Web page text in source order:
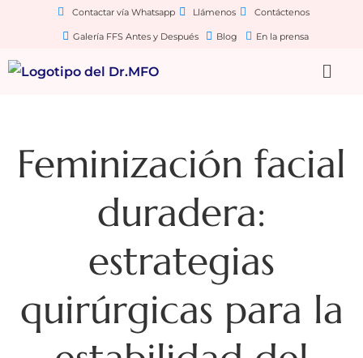
Contactar vía Whatsapp Llámenos Contáctenos
Galería FFS Antes y Después Blog En la prensa
Feminización facial
duradera:
estrategias
quirúrgicas para la